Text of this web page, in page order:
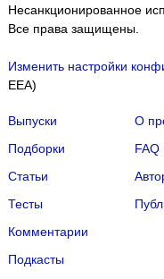
Несанкционированное
Все права защищены.
Изменить настройки
EEA)
Выпуски
Подборки
Статьи
Тесты
Комментарии
Подкасты
О
FAQ